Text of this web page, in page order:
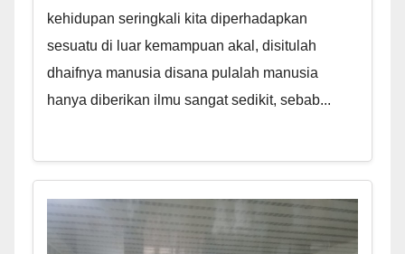
kehidupan seringkali kita diperhadapkan
sesuatu di luar kemampuan akal, disitulah
dhaifnya manusia disana pulalah manusia
hanya diberikan ilmu sangat sedikit, sebab...